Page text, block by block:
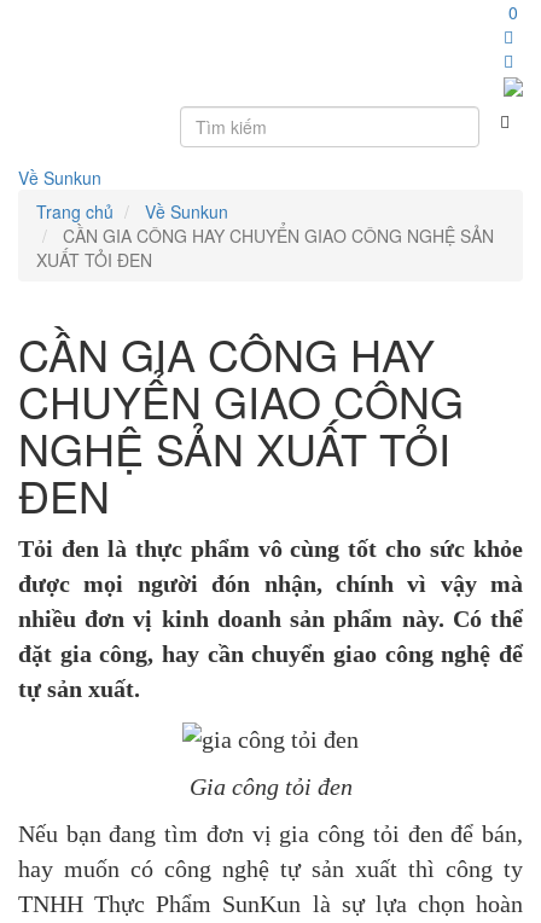
0
Về Sunkun
Trang chủ
Về Sunkun
CẦN GIA CÔNG HAY CHUYỂN GIAO CÔNG NGHỆ SẢN
XUẤT TỎI ĐEN
CẦN GIA CÔNG HAY
CHUYỂN GIAO CÔNG
NGHỆ SẢN XUẤT TỎI
ĐEN
Tỏi đen là thực phẩm vô cùng tốt cho sức khỏe
được mọi người đón nhận, chính vì vậy mà
nhiều đơn vị kinh doanh sản phẩm này. Có thể
đặt gia công, hay cần chuyển giao công nghệ để
tự sản xuất.
Gia công tỏi đen
Nếu bạn đang tìm đơn vị gia công tỏi đen để bán,
hay muốn có công nghệ tự sản xuất thì công ty
TNHH Thực Phẩm SunKun là sự lựa chọn hoàn